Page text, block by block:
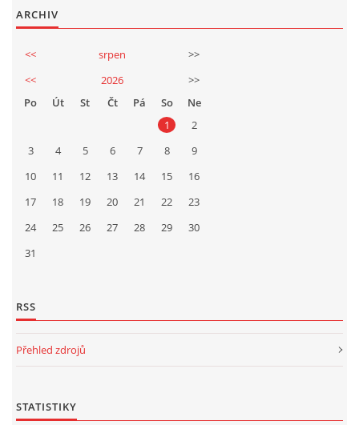
ARCHIV
<< srpen
>>
<<
2026
>>
Po
Út St Čt Pá So
Ne
1
2
3
4 5 6 7 8
9
10
11 12 13 14 15
16
17
18 19 20 21 22
23
24
25 26 27 28 29
30
31
RSS
Přehled zdrojů
STATISTIKY